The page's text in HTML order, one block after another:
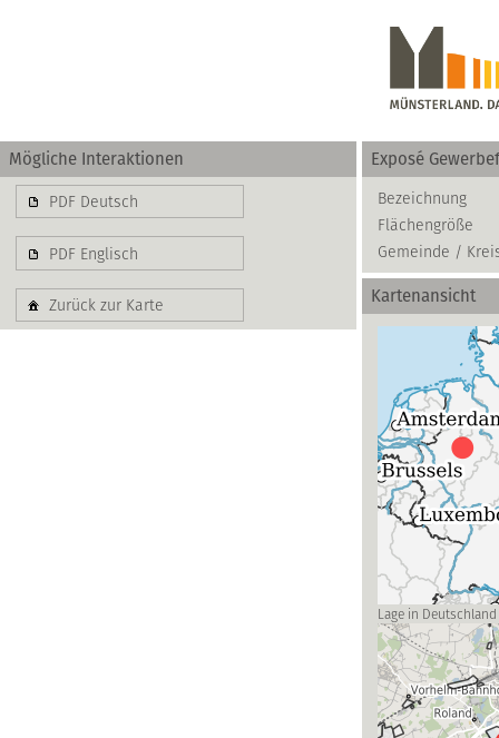
basierend auf
Mögliche Interaktionen
PDF Deutsch
PDF Englisch
Zurück zur Karte
Exposé
Bezeichnung
Flächengröße
Gemeinde /
Kartenansicht
Lage in Deutschland